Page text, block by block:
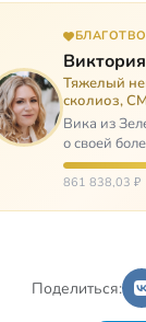
Тяжелый
сколиоз,
Вика из
о своей
пришлось
861 838,03 ₽
Поделиться: